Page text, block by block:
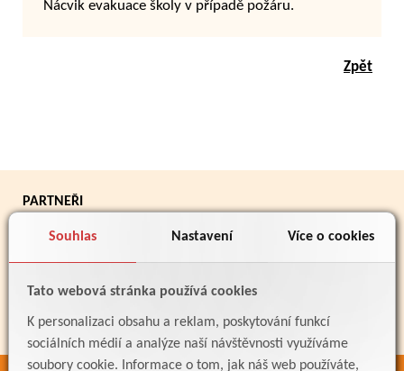
Souhlas Nastavení Více o cookies
Tato webová stránka používá cookies
K personalizaci obsahu a reklam, poskytování funkcí
sociálních médií a analýze naší návštěvnosti využíváme
soubory cookie. Informace o tom, jak náš web používáte,
Nácvik evakuace školy v případě požáru.
Zpět
PARTNEŘI